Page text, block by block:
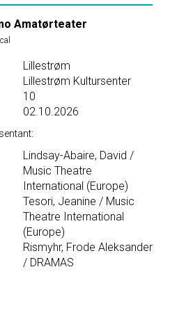
Amatørteater
Lillestrøm
Lillestrøm Kultursenter
10
02.10.2026
Lindsay-Abaire, David /
Music Theatre
International (Europe)
Tesori, Jeanine / Music
Theatre International
(Europe)
Rismyhr, Frode Aleksander
/ DRAMAS